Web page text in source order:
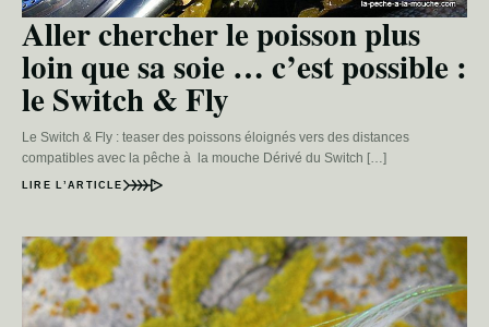
Aller chercher le poisson plus
loin que sa soie … c’est possible :
le Switch & Fly
Le Switch & Fly : teaser des poissons éloignés vers des distances
compatibles avec la pêche à la mouche Dérivé du Switch […]
LIRE L’ARTICLE